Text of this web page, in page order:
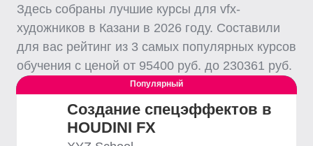
Здесь собраны лучшие курсы для vfx-
художников в Казани в 2026 году. Составили
для вас рейтинг из 3 самых популярных курсов
обучения с ценой от 95400 руб. до 230361 руб.
Выгодный
Популярный
Создание спецэффектов в
HOUDINI FX